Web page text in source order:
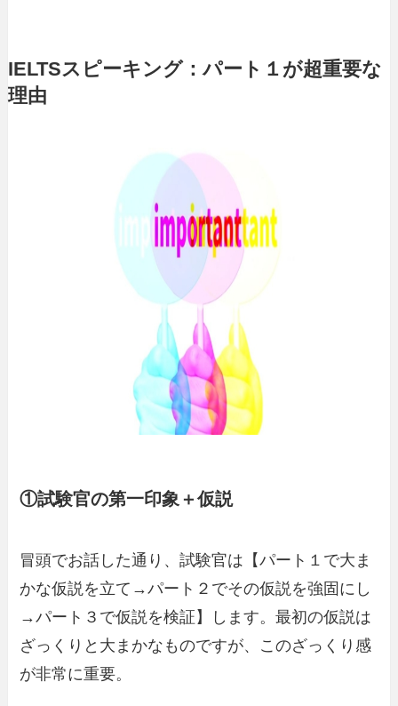
IELTSスピーキング：パート１が超重要な
理由
①試験官の第一印象＋仮説
冒頭でお話した通り、試験官は【パート１で大ま
かな仮説を立て→パート２でその仮説を強固にし
→パート３で仮説を検証】します。最初の仮説は
ざっくりと大まかなものですが、このざっくり感
が非常に重要。